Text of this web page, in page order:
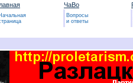
ЧаВо
Вопросы
и ответы